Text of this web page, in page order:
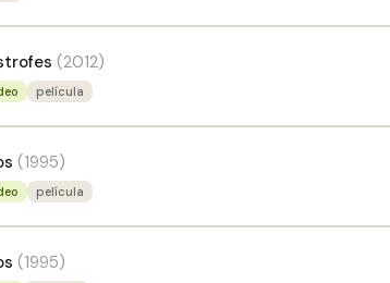
(2012)
película
(1995)
película
(1995)